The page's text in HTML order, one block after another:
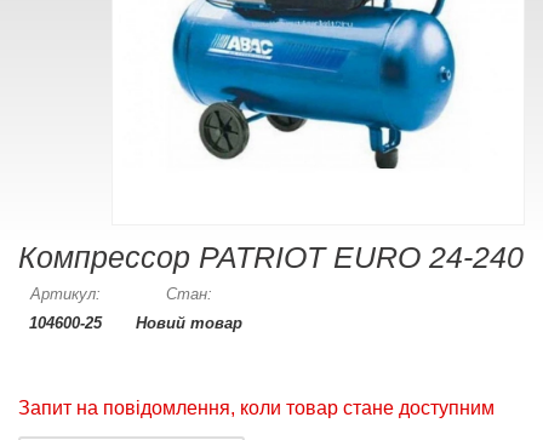
Компрессор PATRIOT EURO 24-240
Артикул:
104600-25
Стан:
Новий товар
Запит на повідомлення, коли товар стане доступним